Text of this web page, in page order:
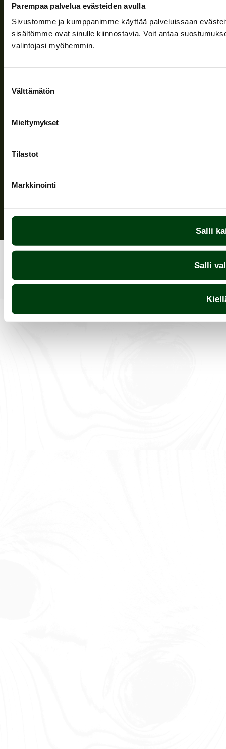
Parempaa palvelua evästeiden avulla
Sivustomme ja kumppanimme käyttää palveluissaan
sisältömme ovat sinulle kiinnostavia. Voit antaa
valintojasi myöhemmin.
valinta
Välttämätön
Mieltymykset
Tilastot
Markkinointi
Salli
Salli
Toimitusehdot
Ajankohtaista
Yritys
Tietosuojaseloste